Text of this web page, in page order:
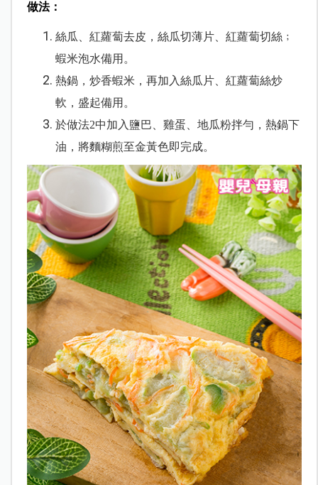
做法：
絲瓜、紅蘿蔔去皮，絲瓜切薄片、紅蘿蔔切絲﹔
蝦米泡水備用。
熱鍋，炒香蝦米，再加入絲瓜片、紅蘿蔔絲炒
軟，盛起備用。
於做法2中加入鹽巴、雞蛋、地瓜粉拌勻，熱鍋下
油，將麵糊煎至金黃色即完成。